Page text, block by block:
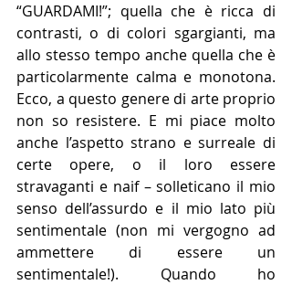
“GUARDAMI!”; quella che è ricca di
contrasti, o di colori sgargianti, ma
allo stesso tempo anche quella che è
particolarmente calma e monotona.
Ecco, a questo genere di arte proprio
non so resistere. E mi piace molto
anche l’aspetto strano e surreale di
certe opere, o il loro essere
stravaganti e naif – solleticano il mio
senso dell’assurdo e il mio lato più
sentimentale (non mi vergogno ad
ammettere di essere un
sentimentale!). Quando ho